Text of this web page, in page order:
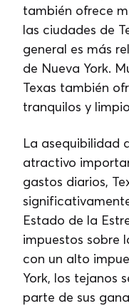
también ofrece
las ciudades de
general es más
de Nueva York.
Texas también
tranquilos y
La asequibilidad
atractivo
gastos diarios,
Estado de la
impuestos sobre
con un alto
York, los tejanos
parte de sus